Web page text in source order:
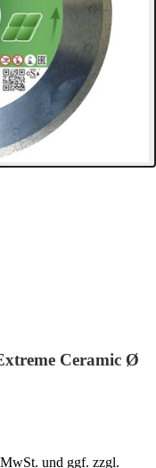
Ceramic Ø
und ggf. zzgl.